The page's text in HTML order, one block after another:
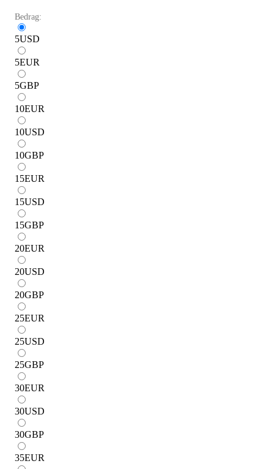
Bedrag:
5USD
5EUR
5GBP
10EUR
10USD
10GBP
15EUR
15USD
15GBP
20EUR
20USD
20GBP
25EUR
25USD
25GBP
30EUR
30USD
30GBP
35EUR